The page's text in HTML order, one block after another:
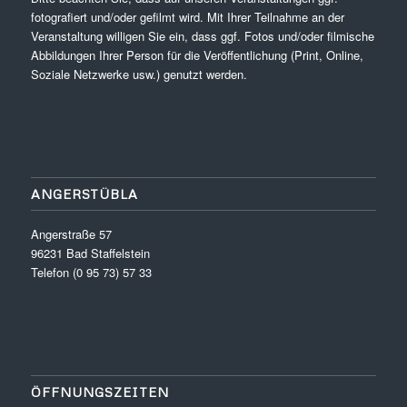
fotografiert und/oder gefilmt wird. Mit Ihrer Teilnahme an der
Veranstaltung willigen Sie ein, dass ggf. Fotos und/oder filmische
Abbildungen Ihrer Person für die Veröffentlichung (Print, Online,
Soziale Netzwerke usw.) genutzt werden.
ANGERSTÜBLA
Angerstraße 57
96231 Bad Staffelstein
Telefon (0 95 73) 57 33
ÖFFNUNGSZEITEN